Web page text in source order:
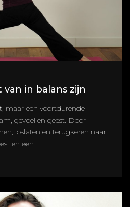
in balans zijn
maar een voortdurende
gevoel en geest. Door
loslaten en terugkeren naar
en een...